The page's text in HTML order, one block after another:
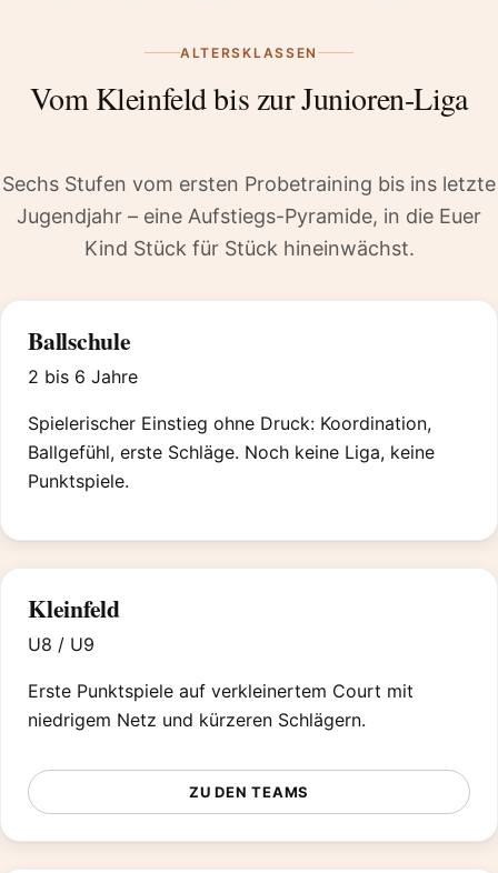
ALTERSKLASSEN
Vom Kleinfeld bis zur Junioren-Liga
Sechs Stufen vom ersten Probetraining bis ins letzte
Jugendjahr – eine Aufstiegs-Pyramide, in die Euer
Kind Stück für Stück hineinwächst.
Ballschule
2 bis 6 Jahre
Spielerischer Einstieg ohne Druck: Koordination,
Ballgefühl, erste Schläge. Noch keine Liga, keine
Punktspiele.
Kleinfeld
U8 / U9
Erste Punktspiele auf verkleinertem Court mit
niedrigem Netz und kürzeren Schlägern.
ZU DEN TEAMS